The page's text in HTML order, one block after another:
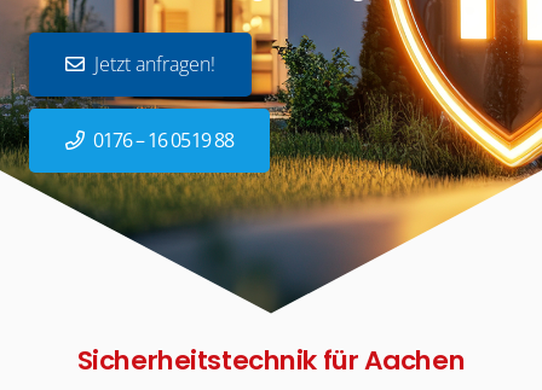
Jetzt anfragen!
0176 – 16 0519 88
Sicherheitstechnik für Aachen